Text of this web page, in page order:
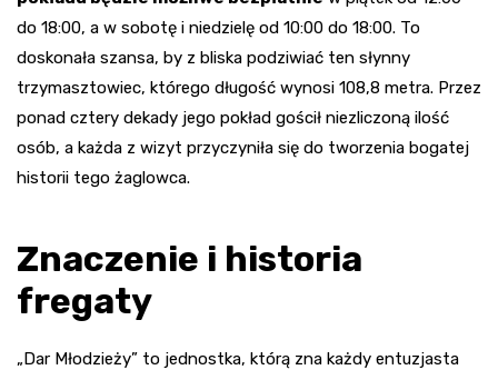
do 18:00, a w sobotę i niedzielę od 10:00 do 18:00. To
doskonała szansa, by z bliska podziwiać ten słynny
trzymasztowiec, którego długość wynosi 108,8 metra. Przez
ponad cztery dekady jego pokład gościł niezliczoną ilość
osób, a każda z wizyt przyczyniła się do tworzenia bogatej
historii tego żaglowca.
Znaczenie i historia
fregaty
„Dar Młodzieży” to jednostka, którą zna każdy entuzjasta